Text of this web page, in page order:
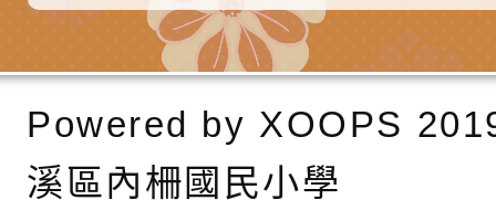
（CRPD）第三次國
約專要文件及附件英
檢送行政院新聞傳播
月份公共服務政策溝
訊
轉知教育部國民及學
辦理「115年度促進
緒學習知能研習」
檢送桃園市政府LED
字稿及LCD託播影片
函轉有關本府新聞處
Powered by XOOPS
溪區內柵國民小學